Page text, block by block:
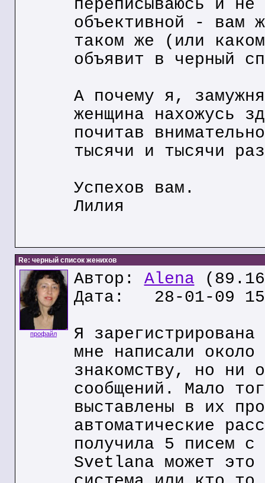
переписываюсь и
объективной - вам
таком же (или
объявит в черный
А почему я,
женщина нахожусь
почитав
тысячи и тысячи
Успехов вам.
Лилия
Re: черный список женихов
профайл
Автор: Alena
Дата: 28-01-09
Я
мне написали
знакомству, но ни
сообщений. Мало
выставлены в их
автоматические
получила 5 писем
Svetlana может